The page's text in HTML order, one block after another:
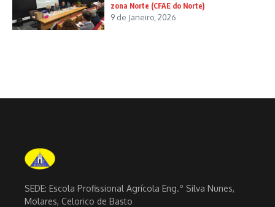
zona Norte (CFAE do Norte)
9 de Janeiro, 2026
SEDE: Escola Profissional Agrícola Eng.º Silva Nunes,
Molares, Celorico de Basto